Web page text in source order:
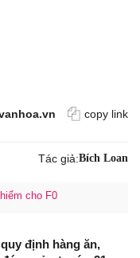
copy link
Tác giả:Bích Loan
cho F0
định hàng ăn,